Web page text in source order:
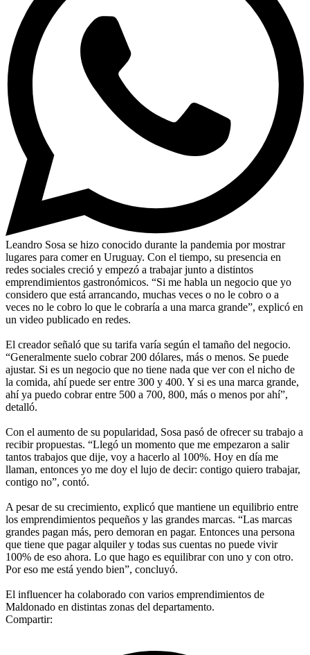
Leandro Sosa se hizo conocido durante la pandemia por mostrar
lugares para comer en Uruguay. Con el tiempo, su presencia en
redes sociales creció y empezó a trabajar junto a distintos
emprendimientos gastronómicos. “Si me habla un negocio que yo
considero que está arrancando, muchas veces o no le cobro o a
veces no le cobro lo que le cobraría a una marca grande”, explicó en
un video publicado en redes.
El creador señaló que su tarifa varía según el tamaño del negocio.
“Generalmente suelo cobrar 200 dólares, más o menos. Se puede
ajustar. Si es un negocio que no tiene nada que ver con el nicho de
la comida, ahí puede ser entre 300 y 400. Y si es una marca grande,
ahí ya puedo cobrar entre 500 a 700, 800, más o menos por ahí”,
detalló.
Con el aumento de su popularidad, Sosa pasó de ofrecer su trabajo a
recibir propuestas. “Llegó un momento que me empezaron a salir
tantos trabajos que dije, voy a hacerlo al 100%. Hoy en día me
llaman, entonces yo me doy el lujo de decir: contigo quiero trabajar,
contigo no”, contó.
A pesar de su crecimiento, explicó que mantiene un equilibrio entre
los emprendimientos pequeños y las grandes marcas. “Las marcas
grandes pagan más, pero demoran en pagar. Entonces una persona
que tiene que pagar alquiler y todas sus cuentas no puede vivir
100% de eso ahora. Lo que hago es equilibrar con uno y con otro.
Por eso me está yendo bien”, concluyó.
El influencer ha colaborado con varios emprendimientos de
Maldonado en distintas zonas del departamento.
Compartir: